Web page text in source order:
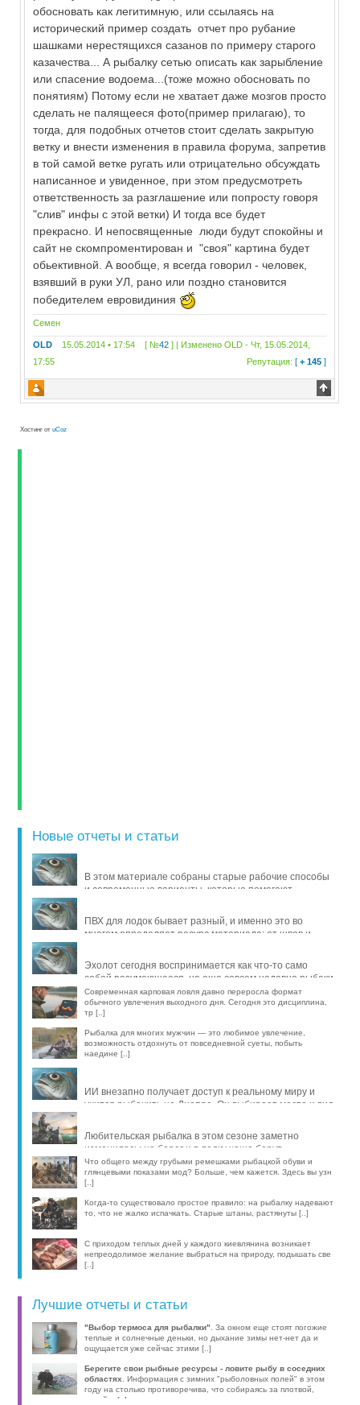
обосновать как легитимную, или ссылаясь на
исторический пример создать отчет про рубание
шашками нерестящихся сазанов по примеру старого
казачества... А рыбалку сетью описать как зарыбление
или спасение водоема...(тоже можно обосновать по
понятиям) Потому если не хватает даже мозгов просто
сделать не палящееся фото(пример прилагаю), то
тогда, для подобных отчетов стоит сделать закрытую
ветку и внести изменения в правила форума, запретив
в той самой ветке ругать или отрицательно обсуждать
написанное и увиденное, при этом предусмотреть
ответственность за разглашение или попросту говоря
"слив" инфы с этой ветки) И тогда все будет
прекрасно. И непосвященные люди будут спокойны и
сайт не скомпроментирован и "своя" картина будет
обьективной. А вообще, я всегда говорил - человек,
взявший в руки УЛ, рано или поздно становится
победителем евровидиния
Семен
OLD 15.05.2014 • 17:54 [ №42 ] | ИзмененоOLD -Чт, 15.05.2014,
17:55
Репутация: [+ 145 ]
Хостинг отuCoz
Новые отчеты и статьи
В этом материале собраны старые рабочие способы
и современные варианты, которые помогают
ПВХ для лодок бывает разный, и именно это во
многом определяет ресурс материала: от швов и
Эхолот сегодня воспринимается как что-то само
собой разумеющееся, но еще совсем недавно рыбаки
обходились б [..]
Современная карповая ловля давно переросла формат
обычного увлечения выходного дня. Сегодня это дисциплина,
тр [..]
Рыбалка для многих мужчин — это любимое увлечение,
возможность отдохнуть от повседневной суеты, побыть
наедине [..]
ИИ внезапно получает доступ к реальному миру и
учится рыбачить на Днепре. Он выбирает место и вид
Любительская рыбалка в этом сезоне заметно
изменилась: на берег и в лодку чаще берут
компактные эхолоты, об [..]
Что общего между грубыми ремешками рыбацкой обуви и
глянцевыми показами мод? Больше, чем кажется. Здесь вы узн
[..]
Когда-то существовало простое правило: на рыбалку надевают
то, что не жалко испачкать. Старые штаны, растянуты [..]
С приходом теплых дней у каждого киевлянина возникает
непреодолимое желание выбраться на природу, подышать све
[..]
Лучшие отчеты и статьи
"Выбор термоса для рыбалки". За окном еще стоят погожие
теплые и солнечные деньки, но дыхание зимы нет-нет да и
ощущается уже сейчас этими [..]
Берегите свои рыбные ресурсы - ловите рыбу в соседних
областях
. Информация с зимних "рыболовных полей" в этом
году на столько противоречива, что собираясь за плотвой,
волей-н [..]